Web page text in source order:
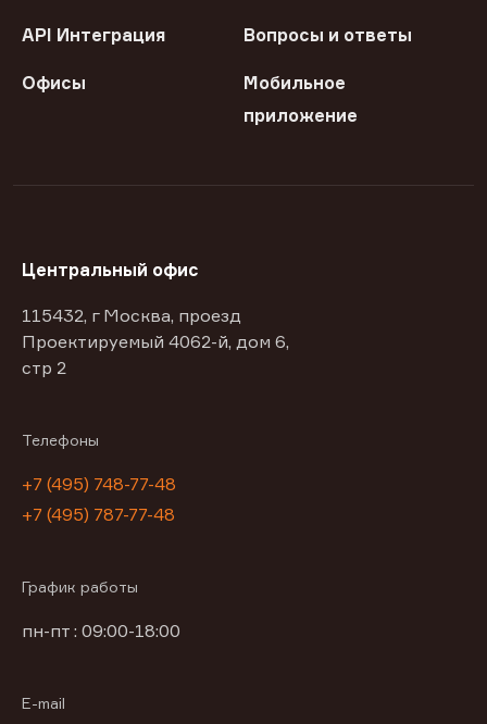
API Интеграция Вопросы и ответы
Офисы
Мобильное
приложение
Центральный офис
115432, г Москва, проезд
Проектируемый 4062-й, дом 6,
стр 2
Телефоны
+7 (495) 748-77-48
+7 (495) 787-77-48
График работы
пн-пт : 09:00-18:00
E-mail